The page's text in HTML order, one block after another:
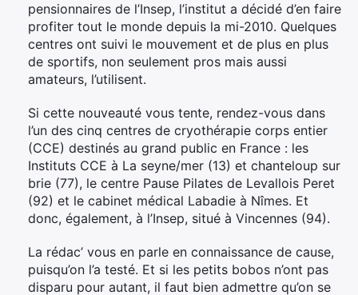
pensionnaires de l’Insep, l’institut a décidé d’en faire
profiter tout le monde depuis la mi-2010. Quelques
centres ont suivi le mouvement et de plus en plus
de sportifs, non seulement pros mais aussi
amateurs, l’utilisent.
Si cette nouveauté vous tente, rendez-vous dans
l’un des cinq centres de cryothérapie corps entier
(CCE) destinés au grand public en France : les
Instituts CCE à La seyne/mer (13) et chanteloup sur
brie (77), le centre Pause Pilates de Levallois Peret
(92) et le cabinet médical Labadie à Nîmes. Et
donc, également, à l’Insep, situé à Vincennes (94).
La rédac’ vous en parle en connaissance de cause,
puisqu’on l’a testé. Et si les petits bobos n’ont pas
disparu pour autant, il faut bien admettre qu’on se